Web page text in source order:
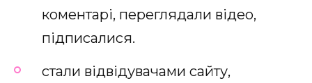
коментарі, переглядали відео,
підписалися.
стали відвідувачами сайту,